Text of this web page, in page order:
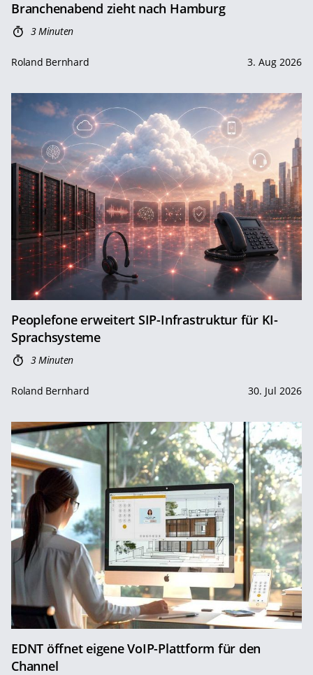
Branchenabend zieht nach Hamburg
3 Minuten
Roland Bernhard 3. Aug 2026
Peoplefone erweitert SIP-Infrastruktur für KI-
Sprachsysteme
3 Minuten
Roland Bernhard 30. Jul 2026
EDNT öffnet eigene VoIP-Plattform für den
Channel